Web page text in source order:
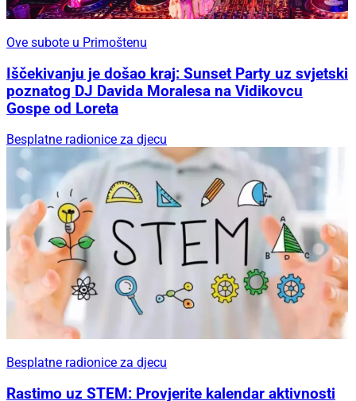
Ove subote u Primoštenu
Iščekivanju je došao kraj: Sunset Party uz svjetski
poznatog DJ Davida Moralesa na Vidikovcu
Gospe od Loreta
Besplatne radionice za djecu
Besplatne radionice za djecu
Rastimo uz STEM: Provjerite kalendar aktivnosti